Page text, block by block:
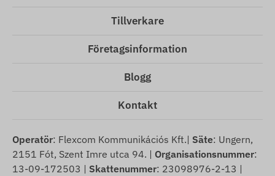
Tillverkare
Företagsinformation
Blogg
Kontakt
Operatör: Flexcom Kommunikációs Kft.| Säte: Ungern,
2151 Fót, Szent Imre utca 94. | Organisationsnummer:
13-09-172503 | Skattenummer: 23098976-2-13 |